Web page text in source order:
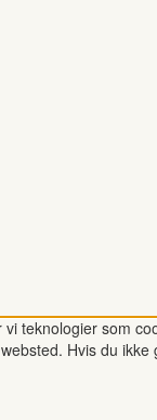
teknologier som
Hvis du